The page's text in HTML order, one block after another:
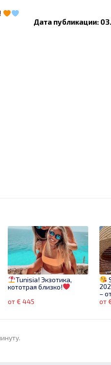
Дата публикации:
Tunisia! Экзотика,
кототрая близко!
от € 445
–
от